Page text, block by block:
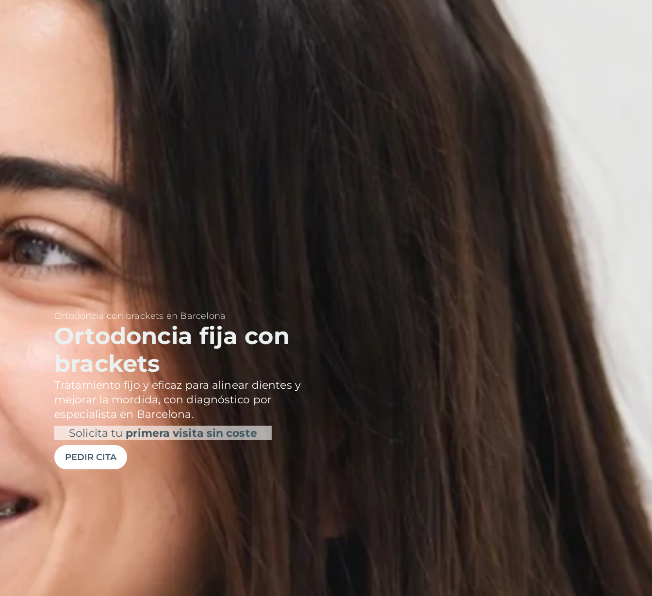
Ortodoncia con brackets en Barcelona
Ortodoncia fija con
brackets
Tratamiento fijo y eficaz para alinear dientes y
mejorar la mordida, con diagnóstico por
especialista en Barcelona.
Solicita tu primera visita sin coste
PEDIR CITA